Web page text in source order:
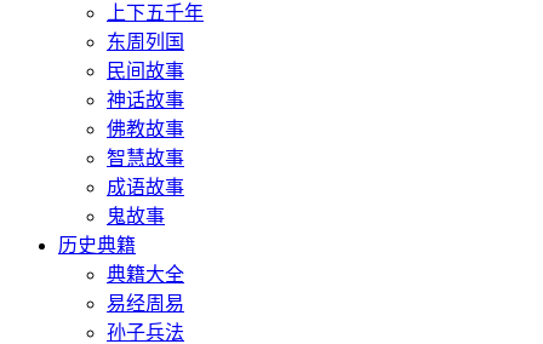
上下五千年
东周列国
民间故事
神话故事
佛教故事
智慧故事
成语故事
鬼故事
历史典籍
典籍大全
易经周易
孙子兵法